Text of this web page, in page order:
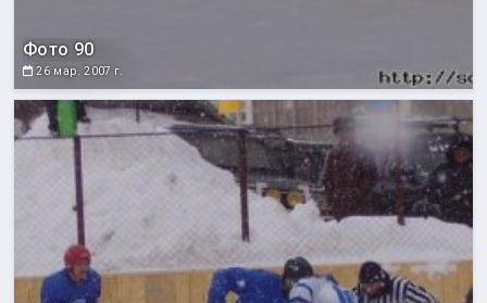
Фото 90
26 мар. 2007 г.